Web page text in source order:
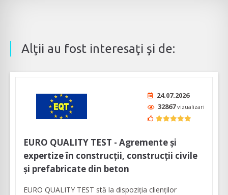
Alţii au fost interesaţi şi de:
24.07.2026
32867vizualizari
EURO QUALITY TEST - Agremente și
expertize în construcții, construcții civile
și prefabricate din beton
EURO QUALITY TEST stă la dispoziția clienților